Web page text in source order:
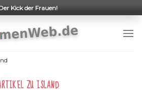
Kick der Frauen!
ZUISLAND